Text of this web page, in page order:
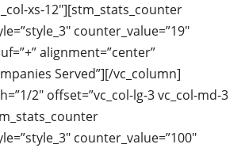
xs-12″][stm_stats_counter
counter_value=”19″
alignment=”center”
Served”][/vc_column]
2″ offset=”vc_col-lg-3 vc_col-md-3
counter_value=”100″